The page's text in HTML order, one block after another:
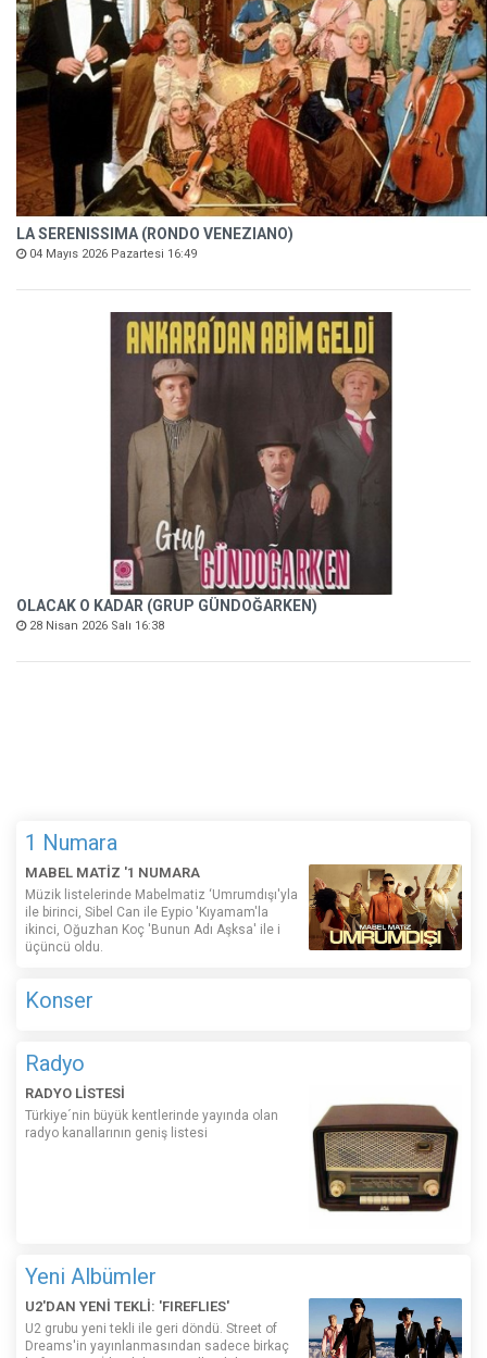
LA SERENISSIMA (RONDO VENEZIANO)
04 Mayıs 2026 Pazartesi 16:49
OLACAK O KADAR (GRUP GÜNDOĞARKEN)
28 Nisan 2026 Salı 16:38
1 Numara
MABEL MATİZ '1 NUMARA
Müzik listelerinde Mabelmatiz ‘Umrumdışı'yla
ile birinci, Sibel Can ile Eypio 'Kıyamam'la
ikinci, Oğuzhan Koç 'Bunun Adı Aşksa' ile i
üçüncü oldu.
Konser
Radyo
RADYO LİSTESİ
Türkiye´nin büyük kentlerinde yayında olan
radyo kanallarının geniş listesi
Yeni Albümler
U2'DAN YENİ TEKLİ: 'FIREFLIES'
U2 grubu yeni tekli ile geri döndü. Street of
Dreams'in yayınlanmasından sadece birkaç